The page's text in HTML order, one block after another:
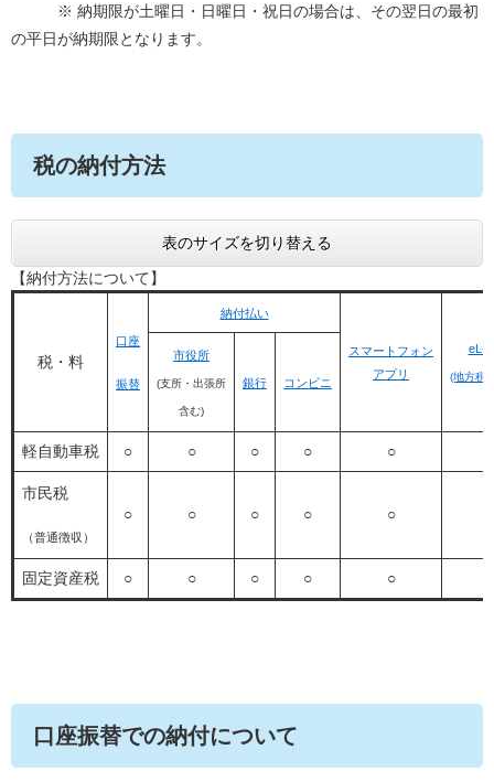
※ 納期限が土曜日・日曜日・祝日の場合は、その翌日の最初
の平日が納期限となります。
税の納付方法
表のサイズを切り替える
【納付方法について】
税・料
口座
振替
納付払い
スマートフォン
アプリ
eL-
(地方税
市役所
(支所・出張所
含む)
銀行 コンビニ
軽自動車税 ○ ○ ○ ○ ○
市民税
（普通徴収）
○ ○ ○ ○ ○
固定資産税 ○ ○ ○ ○ ○
口座振替での納付について